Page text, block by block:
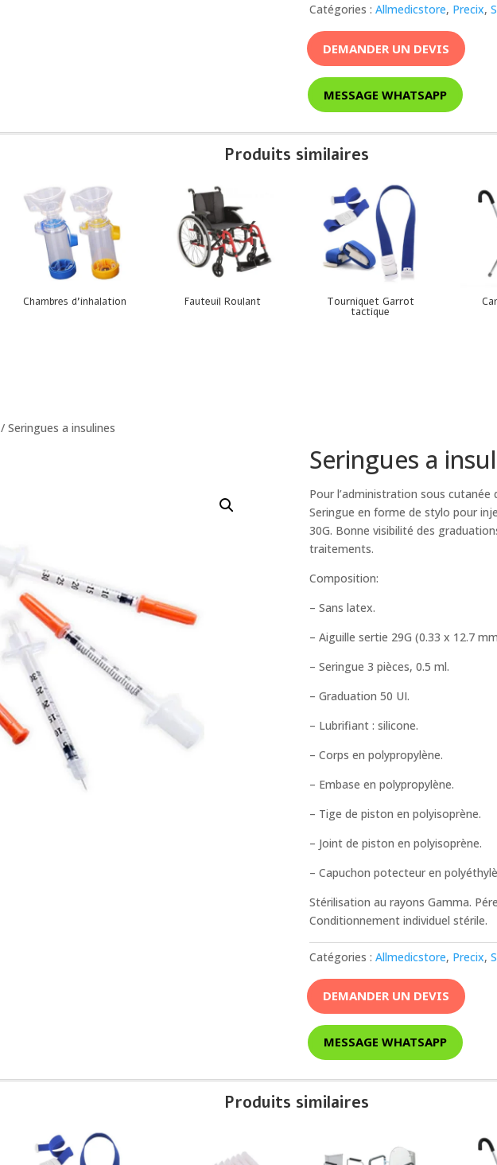
Catégories :Allmedicstore, Precix,
DEMANDER UN DEVIS
MESSAGE WHATSAPP
Produits similaires
Chambres d’inhalation Fauteuil Roulant Tourniquet Garrot
tactique
/ Seringues a insulines
Seringues a
Pour l’administration sous cutanée
Seringue en forme de stylo pour
30G. Bonne visibilité des
traitements.
Composition:
– Sans latex.
– Aiguille sertie 29G (0.33 x 12.7
– Seringue 3 pièces, 0.5 ml.
– Graduation 50 UI.
– Lubrifiant : silicone.
– Corps en polypropylène.
– Embase en polypropylène.
– Tige de piston en polyisoprène.
– Joint de piston en polyisoprène.
– Capuchon potecteur en
Stérilisation au rayons Gamma.
Conditionnement individuel stérile.
Catégories :Allmedicstore, Precix,
DEMANDER UN DEVIS
MESSAGE WHATSAPP
Produits similaires